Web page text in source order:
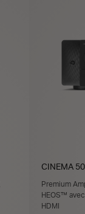
CINEMA 50
Premium
HEOS™
HDMI